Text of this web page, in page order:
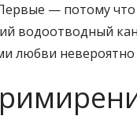
— потому
водоотводный
любви невероятно